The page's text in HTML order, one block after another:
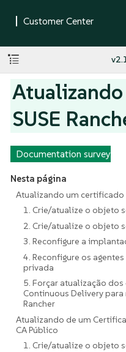
SUSE
Documentation survey
Nesta página
Atualizando um certificado
1. Crie/atualize o objeto
2. Crie/atualize o objeto
3. Reconfigure a
4. Reconfigure os
privada
5. Forçar atualização dos
Continuous Delivery
Rancher
Atualizando de um
CA Público
1. Crie/atualize o objeto